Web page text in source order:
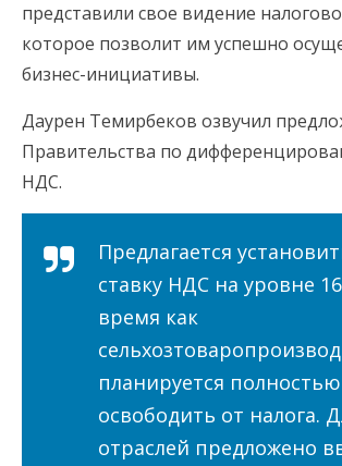
представили свое видение
которое позволит им успешно
бизнес-инициативы.
Даурен Темирбеков озвучил
Правительства по
НДС.
Предлагается
ставку НДС на уровне
время как
планируется полностью
освободить от налога.
отраслей предложено